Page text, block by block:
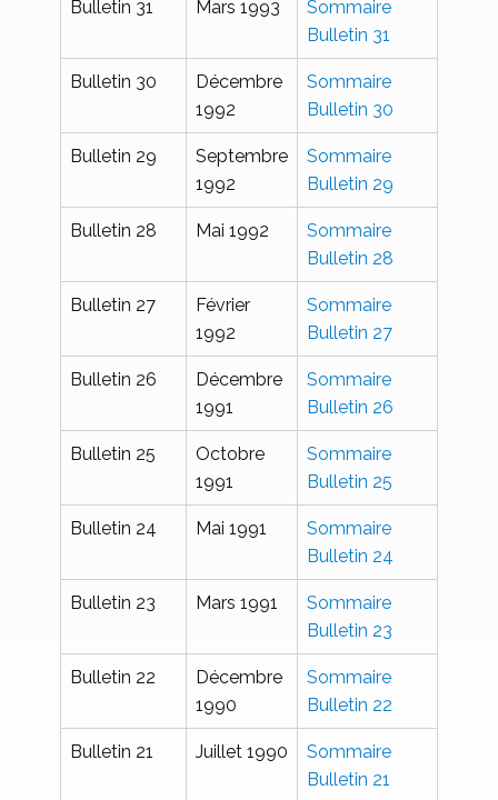
Bulletin 31 Mars 1993
Sommaire
Bulletin 31
Bulletin 30
Décembre
1992
Sommaire
Bulletin 30
Bulletin 29
Septembre
1992
Sommaire
Bulletin 29
Bulletin 28 Mai 1992
Sommaire
Bulletin 28
Bulletin 27
Février
1992
Sommaire
Bulletin 27
Bulletin 26
Décembre
1991
Sommaire
Bulletin 26
Bulletin 25
Octobre
1991
Sommaire
Bulletin 25
Bulletin 24 Mai 1991
Sommaire
Bulletin 24
Bulletin 23 Mars 1991
Sommaire
Bulletin 23
Bulletin 22
Décembre
1990
Sommaire
Bulletin 22
Bulletin 21 Juillet 1990
Sommaire
Bulletin 21